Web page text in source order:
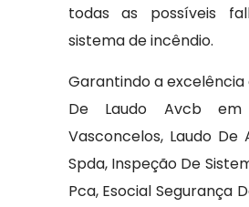
todas as possíveis
sistema de incêndio.
Garantindo a
De Laudo Avcb
Vasconcelos, Laudo
Spda, Inspeção De
Pca, Esocial Segurança